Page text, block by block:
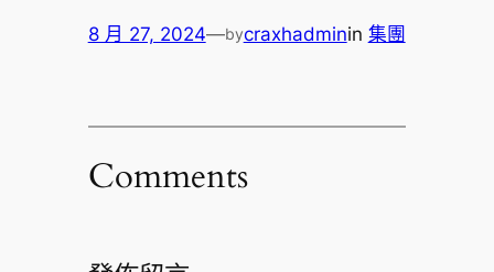
8 月 27, 2024—bycraxhadminin 集團
Comments